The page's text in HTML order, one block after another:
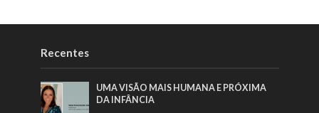
Recentes
UMA VISÃO MAIS HUMANA E PRÓXIMA
DA INFÂNCIA